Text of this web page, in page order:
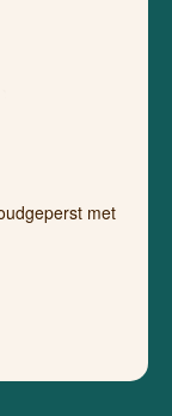
met